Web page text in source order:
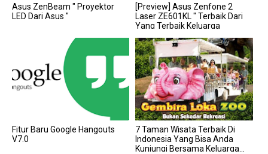
Asus ZenBeam " Proyektor
LED Dari Asus "
[Preview] Asus Zenfone 2
Laser ZE601KL " Terbaik Dari
Yang Terbaik Keluarga
Fitur Baru Google Hangouts
V7.0
7 Taman Wisata Terbaik Di
Indonesia Yang Bisa Anda
Kunjungi Bersama Keluarga...